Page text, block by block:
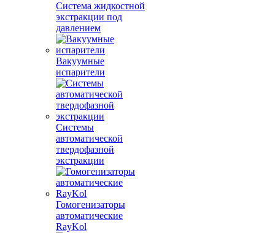
Система жидкостной
экстракции под
давлением
Вакуумные
испарители
Системы
автоматической
твердофазной
экстракции
Гомогенизаторы
автоматические
RayKol